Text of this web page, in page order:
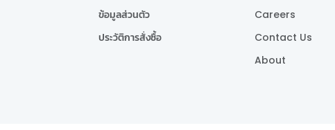
ข้อมูลส่วนตัว
ประวัติการสั่งซื้อ
Careers
Contact Us
About